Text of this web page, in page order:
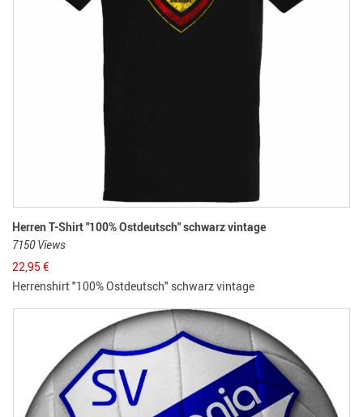
Herren T-Shirt "100% Ostdeutsch" schwarz vintage
7150 Views
22,95 €
Herrenshirt "100% Ostdeutsch" schwarz vintage